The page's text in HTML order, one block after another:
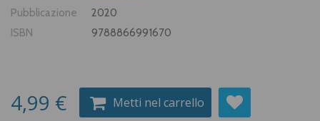
Pubblicazione
2020
ISBN
9788866991670
4,99 € Metti nel carrello